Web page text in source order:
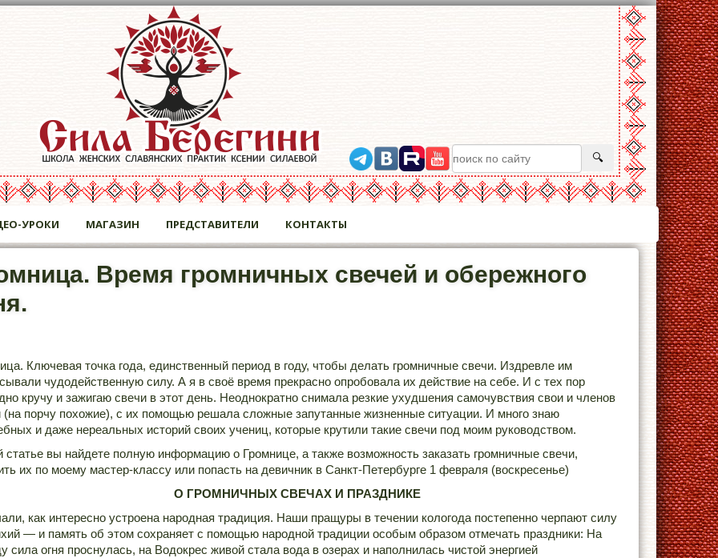
УРОКИ МАГАЗИН ПРЕДСТАВИТЕЛИ КОНТАКТЫ
Время громничных свечей и обережного
Ключевая точка года, единственный период в году, чтобы делать громничные свечи. Издревле им
чудодейственную силу. А я в своё время прекрасно опробовала их действие на себе. И с тех пор
кручу и зажигаю свечи в этот день. Неоднократно снимала резкие ухудшения самочувствия свои и членов
(на порчу похожие), с их помощью решала сложные запутанные жизненные ситуации. И много знаю
и даже нереальных историй своих учениц, которые крутили такие свечи под моим руководством.
статье вы найдете полную информацию о Громнице, а также возможность заказать громничные свечи,
их по моему мастер-классу или попасть на девичник в Санкт-Петербурге 1 февраля (воскресенье)
О ГРОМНИЧНЫХ СВЕЧАХ И ПРАЗДНИКЕ
как интересно устроена народная традиция. Наши пращуры в течении кологода постепенно черпают силу
— и память об этом сохраняет с помощью народной традиции особым образом отмечать праздники: На
сила огня проснулась, на Водокрес живой стала вода в озерах и наполнилась чистой энергией